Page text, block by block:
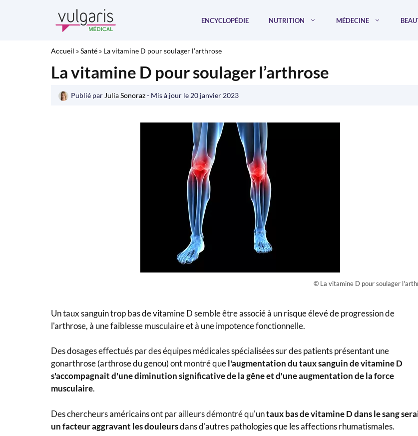
ENCYCLOPÉDIE NUTRITION MÉDECINE
Accueil »Santé » La vitamine D pour soulager l’arthrose
La vitamine D pour soulager l’arthrose
Publié par Julia Sonoraz- Mis à jour le 20 janvier 2023
© La vitamine D pour soulager
Un taux sanguin trop bas de vitamine D semble être associé à un risque élevé de progression de
l'arthrose, à une faiblesse musculaire et à une impotence fonctionnelle.
Des dosages effectuéspar des équipes médicales spécialiséessur des patients présentant une
gonarthrose (arthrose du genou) ont montré quel'augmentation du taux sanguin de vitamine D
s'accompagnait d'une diminution significative de la gêne et d'une augmentation de la force
musculaire.
Des chercheurs américains ont par ailleurs démontré qu'untaux bas de vitamine D dans le sang
un facteur aggravant les douleursdans d'autres pathologies que les affections rhumatismales.